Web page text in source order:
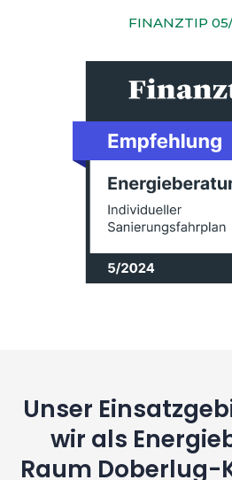
FINANZTIP
Unser
wir als
Raum